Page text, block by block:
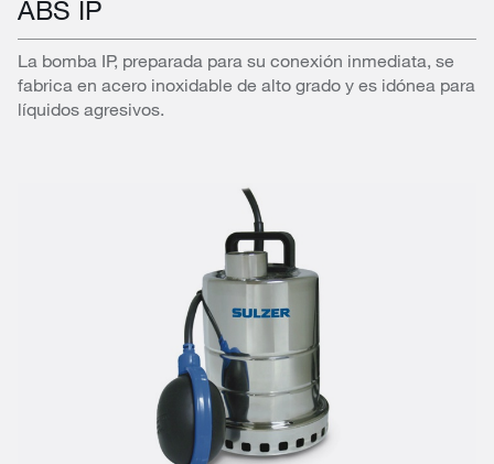
ABS IP
La bomba IP, preparada para su conexión inmediata, se
fabrica en acero inoxidable de alto grado y es idónea para
líquidos agresivos.